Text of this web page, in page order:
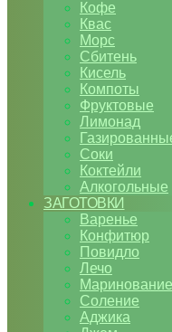
Кофе
Квас
Морс
Сбитень
Кисель
Компоты
Фруктовые
Лимонад
Соки
Коктейли
Алкогольные
ЗАГОТОВКИ
Варенье
Конфитюр
Повидло
Лечо
Маринование
Соление
Аджика